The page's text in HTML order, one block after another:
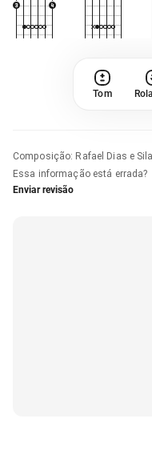
Tom
Composição: Rafael Dias e
Essa informação está errada?
Enviar revisão